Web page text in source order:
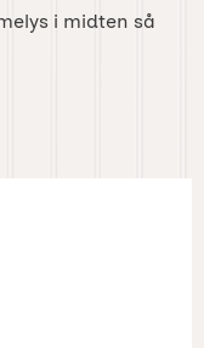
i midten så